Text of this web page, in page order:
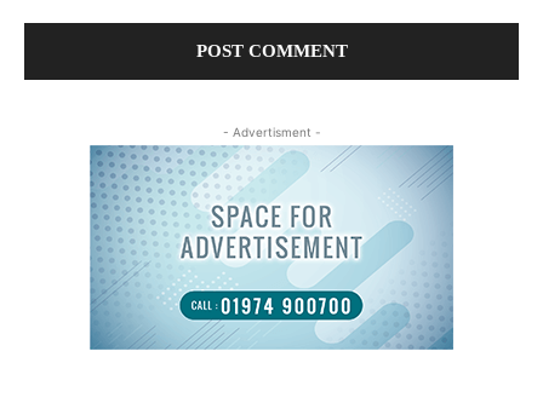
- Advertisment -